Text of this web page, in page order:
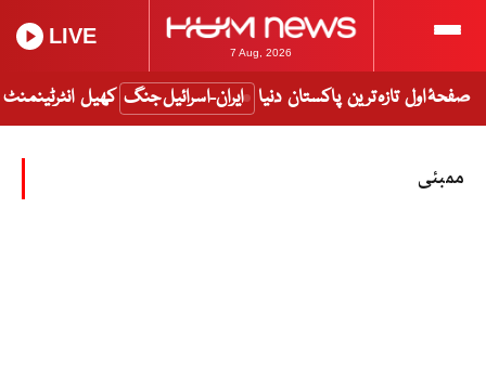
7 Aug, 2026
LIVE
صفحۂ اول تازہ ترین پاکستان دنیا ایران-اسرائیل جنگ کھیل انٹرٹینمنٹ
ممبئی